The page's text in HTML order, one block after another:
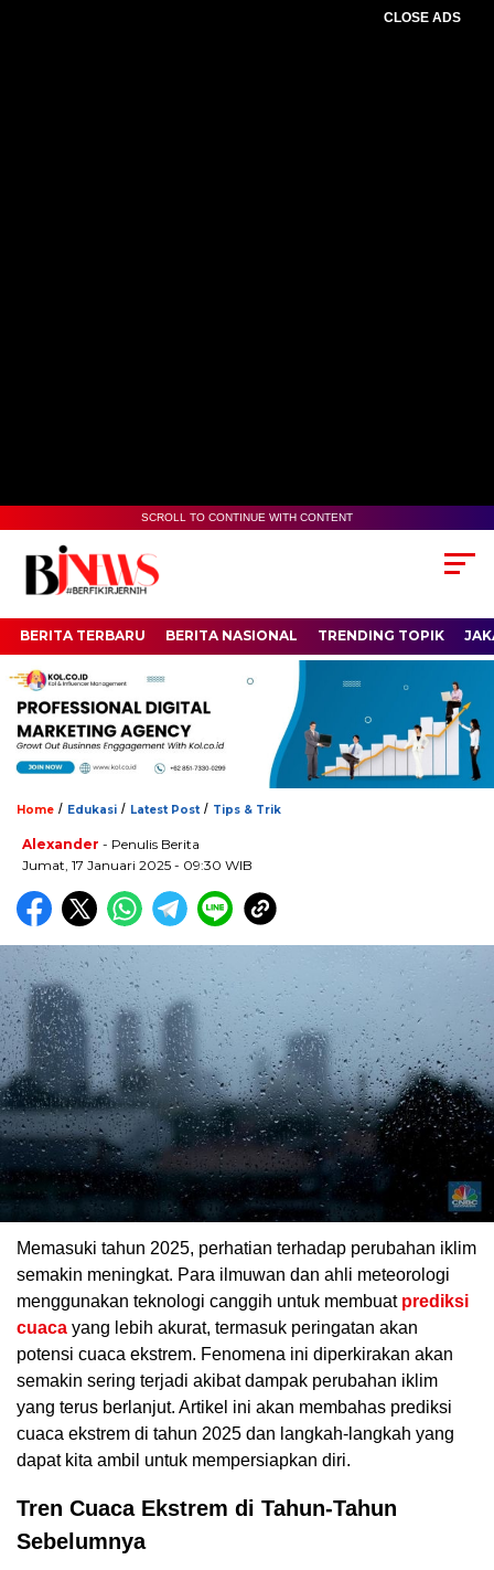
CLOSE ADS
SCROLL TO CONTINUE WITH CONTENT
BERITA TERBARU BERITA NASIONAL TRENDING TOPIK
Home / Edukasi / Latest Post / Tips & Trik
Alexander - Penulis Berita
Jumat, 17 Januari 2025 - 09:30 WIB
Memasuki tahun 2025, perhatian terhadap perubahan iklim
semakin meningkat. Para ilmuwan dan ahli meteorologi
menggunakan teknologi canggih untuk membuat prediksi
cuaca yang lebih akurat, termasuk peringatan akan
potensi cuaca ekstrem. Fenomena ini diperkirakan akan
semakin sering terjadi akibat dampak perubahan iklim
yang terus berlanjut. Artikel ini akan membahas prediksi
cuaca ekstrem di tahun 2025 dan langkah-langkah yang
dapat kita ambil untuk mempersiapkan diri.
Tren Cuaca Ekstrem di Tahun-Tahun
Sebelumnya